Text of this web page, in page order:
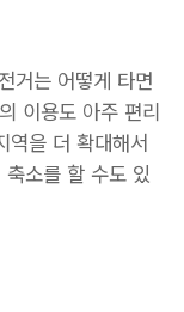
거는 어떻게 타면
이용도 아주 편리
역을 더 확대해서
소를 할 수도 있